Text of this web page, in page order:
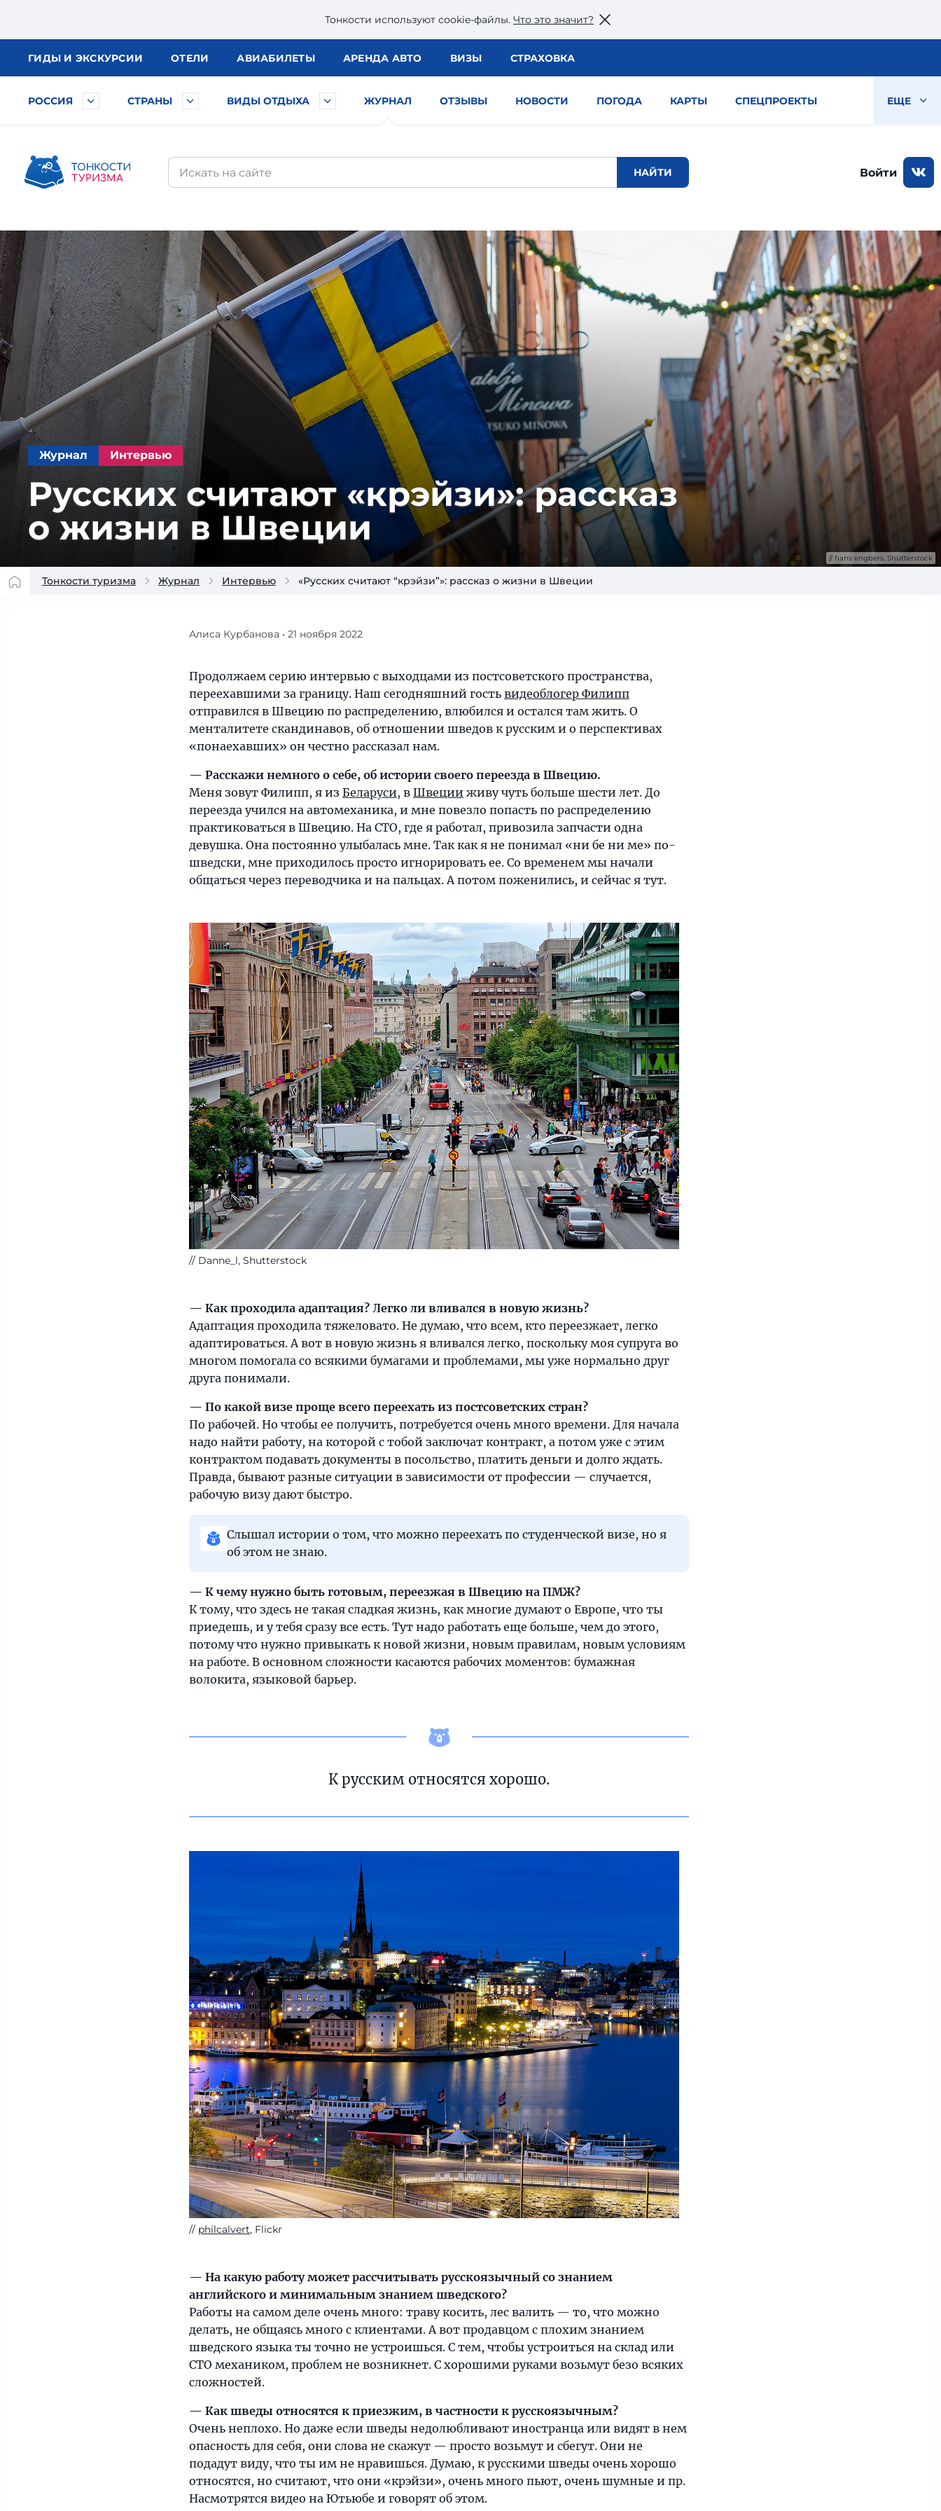
Тонкости используют сookie-файлы. Что это значит?
ГИДЫ И ЭКСКУРСИИ ОТЕЛИ АВИАБИЛЕТЫ АРЕНДА АВТО ВИЗЫ СТРАХОВКА
РОССИЯ СТРАНЫ ВИДЫ ОТДЫХА ЖУРНАЛ ОТЗЫВЫ НОВОСТИ ПОГОДА КАРТЫ СПЕЦПРОЕКТЫ ЕЩЕ
Войти
Журнал Интервью
Русских считают «крэйзи»: рассказ
о жизни в Швеции
hans engbers, Shutterstock
Тонкости туризма Журнал Интервью «Русских считают “крэйзи”»: рассказ о жизни в Швеции
Наш
гость
отправился
в
Швецию
по
влюбился
и
остался
там
жить
Алиса Курбанова • 21 ноября 2022
Продолжаем серию интервью с выходцами из постсоветского пространства,
переехавшими за границу. Наш сегодняшний гость видеоблогер Филипп
отправился в Швецию по распределению, влюбился и остался там жить. О
менталитете скандинавов, об отношении шведов к русским и о перспективах
«понаехавших» он честно рассказал нам.
— Расскажи немного о себе, об истории своего переезда в Швецию.
Меня зовут Филипп, я из Беларуси, в Швеции живу чуть больше шести лет. До
переезда учился на автомеханика, и мне повезло попасть по распределению
практиковаться в Швецию. На СТО, где я работал, привозила запчасти одна
девушка. Она постоянно улыбалась мне. Так как я не понимал «ни бе ни ме» по-
шведски, мне приходилось просто игнорировать ее. Со временем мы начали
общаться через переводчика и на пальцах. А потом поженились, и сейчас я тут.
Danne_l, Shutterstock
— Как проходила адаптация? Легко ли вливался в новую жизнь?
Адаптация проходила тяжеловато. Не думаю, что всем, кто переезжает, легко
адаптироваться. А вот в новую жизнь я вливался легко, поскольку моя супруга во
многом помогала со всякими бумагами и проблемами, мы уже нормально друг
друга понимали.
— По какой визе проще всего переехать из постсоветских стран?
По рабочей. Но чтобы ее получить, потребуется очень много времени. Для начала
надо найти работу, на которой с тобой заключат контракт, а потом уже с этим
контрактом подавать документы в посольство, платить деньги и долго ждать.
Правда, бывают разные ситуации в зависимости от профессии — случается,
рабочую визу дают быстро.
Слышал истории о том, что можно переехать по студенческой визе, но я
об этом не знаю.
— К чему нужно быть готовым, переезжая в Швецию на ПМЖ?
К тому, что здесь не такая сладкая жизнь, как многие думают о Европе, что ты
приедешь, и у тебя сразу все есть. Тут надо работать еще больше, чем до этого,
потому что нужно привыкать к новой жизни, новым правилам, новым условиям
на работе. В основном сложности касаются рабочих моментов: бумажная
волокита, языковой барьер.
К русским относятся хорошо.
philcalvert, Flickr
— На какую работу может рассчитывать русскоязычный со знанием
английского и минимальным знанием шведского?
Работы на самом деле очень много: траву косить, лес валить — то, что можно
делать, не общаясь много с клиентами. А вот продавцом с плохим знанием
шведского языка ты точно не устроишься. С тем, чтобы устроиться на склад или
СТО механиком, проблем не возникнет. С хорошими руками возьмут безо всяких
сложностей.
— Как шведы относятся к приезжим, в частности к русскоязычным?
Очень неплохо. Но даже если шведы недолюбливают иностранца или видят в нем
опасность для себя, они слова не скажут — просто возьмут и сбегут. Они не
подадут виду, что ты им не нравишься. Думаю, к русскими шведы очень хорошо
относятся, но считают, что они «крэйзи», очень много пьют, очень шумные и пр.
Насмотрятся видео на Ютьюбе и говорят об этом.